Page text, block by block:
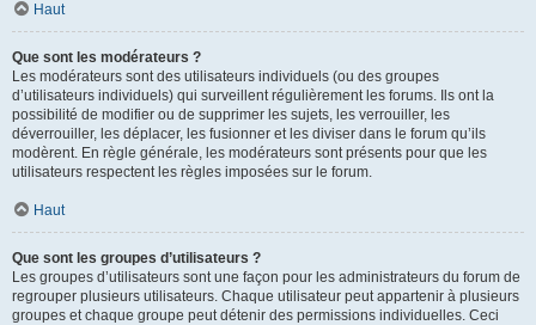
Haut
Que sont les modérateurs ?
Les modérateurs sont des utilisateurs individuels (ou des groupes
d’utilisateurs individuels) qui surveillent régulièrement les forums. Ils ont la
possibilité de modifier ou de supprimer les sujets, les verrouiller, les
déverrouiller, les déplacer, les fusionner et les diviser dans le forum qu’ils
modèrent. En règle générale, les modérateurs sont présents pour que les
utilisateurs respectent les règles imposées sur le forum.
Haut
Que sont les groupes d’utilisateurs ?
Les groupes d’utilisateurs sont une façon pour les administrateurs du forum de
regrouper plusieurs utilisateurs. Chaque utilisateur peut appartenir à plusieurs
groupes et chaque groupe peut détenir des permissions individuelles. Ceci